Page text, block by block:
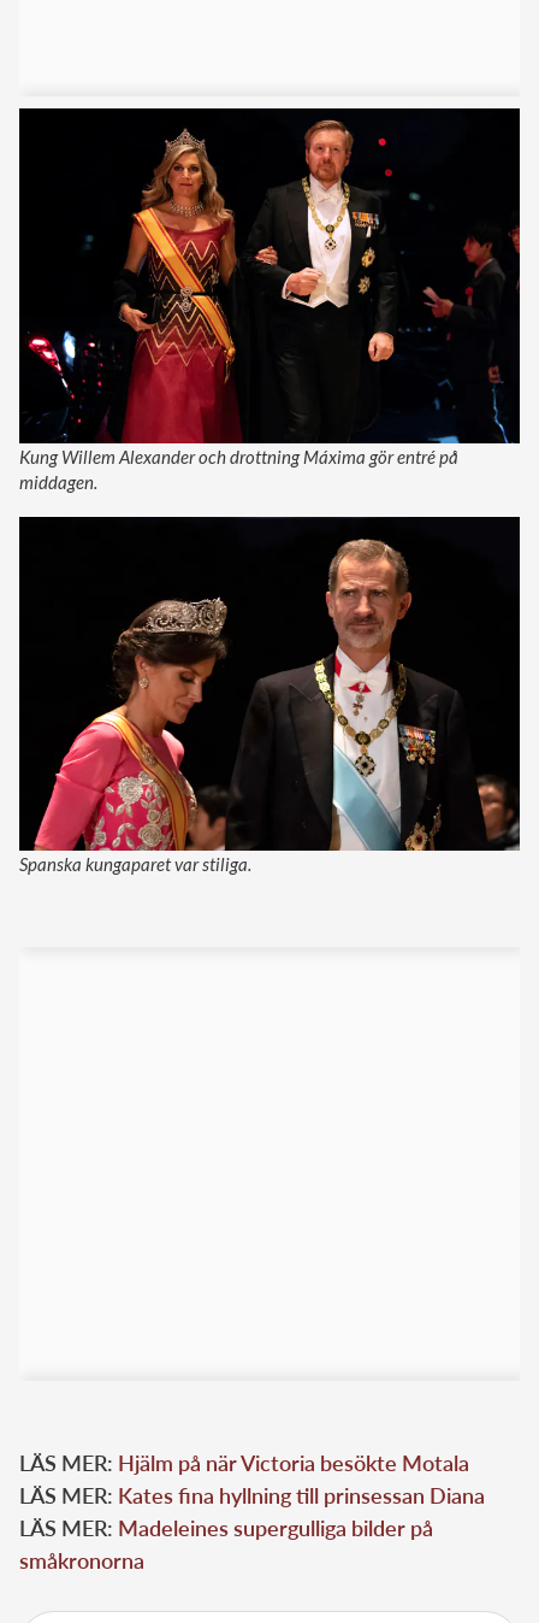
Kung Willem Alexander och drottning Máxima gör entré på
middagen.
Spanska kungaparet var stiliga.
LÄS MER: Hjälm på när Victoria besökte Motala
LÄS MER: Kates fina hyllning till prinsessan Diana
LÄS MER: Madeleines supergulliga bilder på
småkronorna